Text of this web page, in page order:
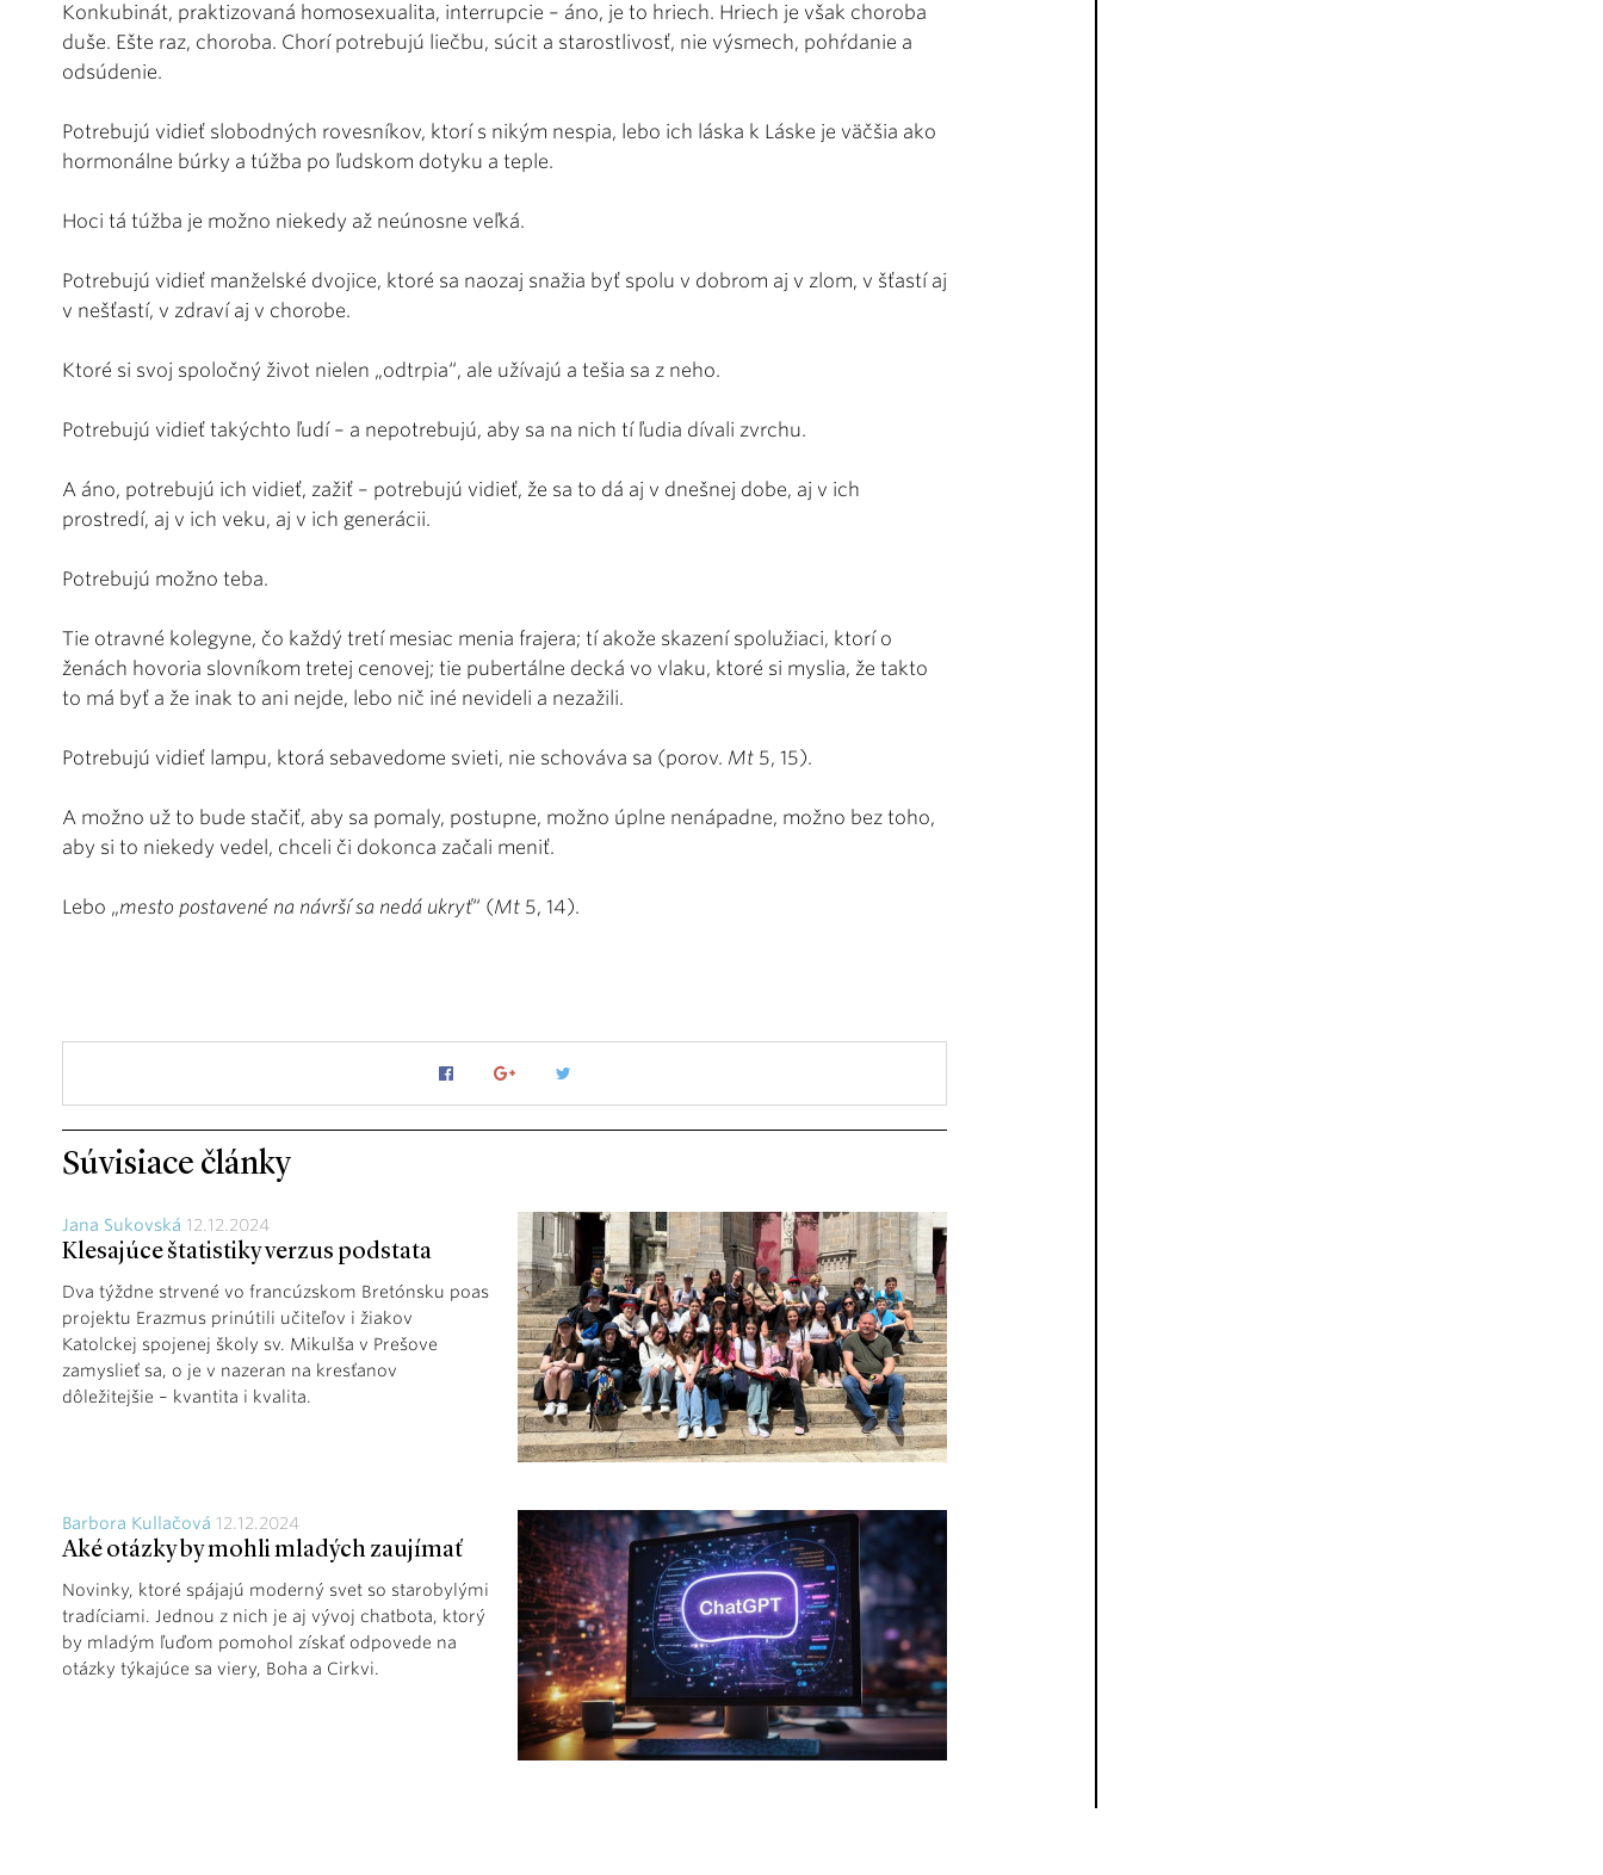
Konkubinát, praktizovaná homosexualita, interrupcie – áno, je to hriech. Hriech je však choroba
duše. Ešte raz, choroba. Chorí potrebujú liečbu, súcit a starostlivosť, nie výsmech, pohŕdanie a
odsúdenie.
Potrebujú vidieť slobodných rovesníkov, ktorí s nikým nespia, lebo ich láska k Láske je väčšia ako
hormonálne búrky a túžba po ľudskom dotyku a teple.
Hoci tá túžba je možno niekedy až neúnosne veľká.
Potrebujú vidieť manželské dvojice, ktoré sa naozaj snažia byť spolu v dobrom aj v zlom, v šťastí aj
v nešťastí, v zdraví aj v chorobe.
Ktoré si svoj spoločný život nielen „odtrpia“, ale užívajú a tešia sa z neho.
Potrebujú vidieť takýchto ľudí – a nepotrebujú, aby sa na nich tí ľudia dívali zvrchu.
A áno, potrebujú ich vidieť, zažiť – potrebujú vidieť, že sa to dá aj v dnešnej dobe, aj v ich
prostredí, aj v ich veku, aj v ich generácii.
Potrebujú možno teba.
Tie otravné kolegyne, čo každý tretí mesiac menia frajera; tí akože skazení spolužiaci, ktorí o
ženách hovoria slovníkom tretej cenovej; tie pubertálne decká vo vlaku, ktoré si myslia, že takto
to má byť a že inak to ani nejde, lebo nič iné nevideli a nezažili.
Potrebujú vidieť lampu, ktorá sebavedome svieti, nie schováva sa (porov. Mt 5, 15).
A možno už to bude stačiť, aby sa pomaly, postupne, možno úplne nenápadne, možno bez toho,
aby si to niekedy vedel, chceli či dokonca začali meniť.
Lebo „mesto postavené na návrší sa nedá ukryť“ (Mt 5, 14).
Súvisiace články
Jana Sukovská 12.12.2024
Klesajúce štatistiky verzus podstata
Dva týždne strvené vo francúzskom Bretónsku poas
projektu Erazmus prinútili učiteľov i žiakov
Katolckej spojenej školy sv. Mikulša v Prešove
zamyslieť sa, o je v nazeran na kresťanov
dôležitejšie – kvantita i kvalita.
Barbora Kullačová 12.12.2024
Aké otázky by mohli mladých zaujímať
Novinky, ktoré spájajú moderný svet so starobylými
tradíciami. Jednou z nich je aj vývoj chatbota, ktorý
by mladým ľuďom pomohol získať odpovede na
otázky týkajúce sa viery, Boha a Cirkvi.